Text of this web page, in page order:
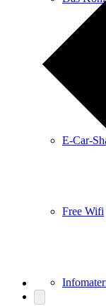
E-Car-
Free Wifi